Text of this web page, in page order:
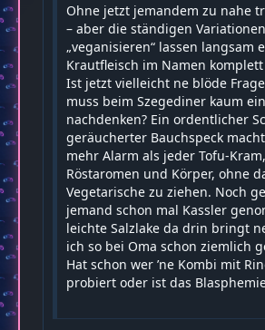
Ohne jetzt jemandem zu nahe
– aber die ständigen
„veganisieren“ lassen langsam
Krautfleisch im Namen
Ist jetzt vielleicht ne blöde
muss beim Szegediner kaum
nachdenken? Ein ordentlicher
geräucherter Bauchspeck
mehr Alarm als jeder Tofu-
Röstaromen und Körper, ohne
Vegetarische zu ziehen. Noch
jemand schon mal Kassler
leichte Salzlake da drin bringt
ich so bei Oma schon ziemlich
Hat schon wer ’ne Kombi mit
probiert oder ist das